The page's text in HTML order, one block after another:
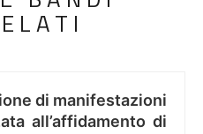
di manifestazioni
all’affidamento di